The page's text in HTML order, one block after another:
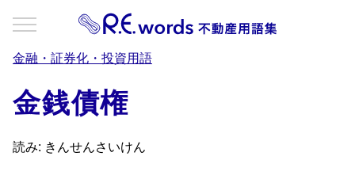
金融・証券化・投資用語
金銭債権
読み: きんせんさいけん